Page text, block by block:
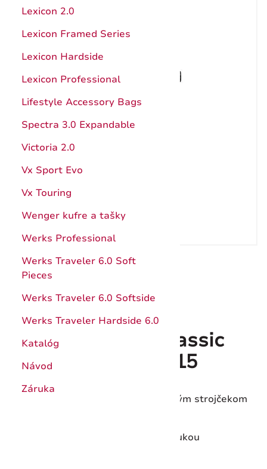
Hunter Pro
Štepárske a záhradnícke nože
Nože s pevnou čepeľou
Puzdrá
Príslušenstvo a doplnky
Katalóg
Záruka
Kuchynské pomôcky
Ocieľky, brúsenie
Katalóg
Návody
Záruka
Lexicon 2.0
Lexicon Framed Series
Lexicon Hardside
Lexicon Professional
Lifestyle Accessory Bags
Spectra 3.0 Expandable
Victoria 2.0
Vx Sport Evo
Vx Touring
Wenger kufre a tašky
Werks Professional
Werks Traveler 6.0 Soft
Pieces
Werks Traveler 6.0 Softside
Werks Traveler Hardside 6.0
Katalóg
Návod
Záruka
Wenger Urban Classic
Chrono 01.1743.115
Švajčiarske hodinky s quartzovým strojčekom
S 3-ročnou medzinárodnou zárukou